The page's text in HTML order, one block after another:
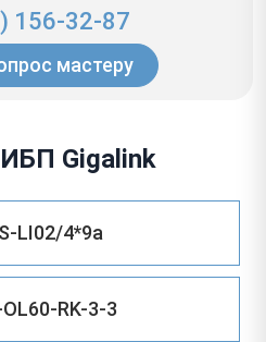
156-32-87
мастеру
Gigalink
LI02/4*9a
RK-3-3